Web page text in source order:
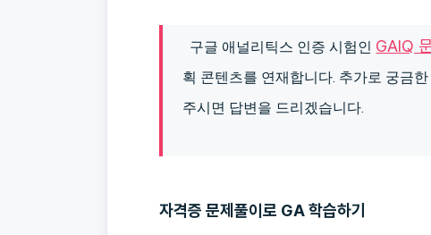
구글 애널리틱스 인증 시험인 GAIQ
획 콘텐츠를 연재합니다. 추가로 궁금
주시면 답변을 드리겠습니다.
자격증 문제풀이로 GA 학습하기